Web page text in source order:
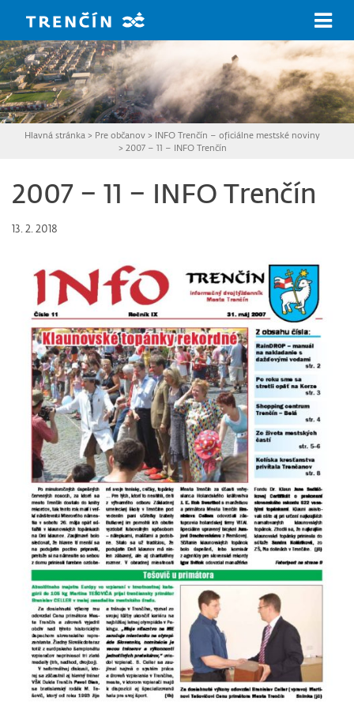
Hlavná stránka > Pre občanov > INFO Trenčín – oficiálne mestské noviny
> 2007 – 11 – INFO Trenčín
2007 – 11 – INFO Trenčín
13. 2. 2018